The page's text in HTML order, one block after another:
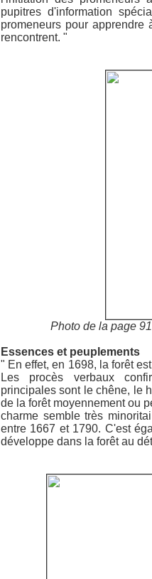
pupitres d'information
promeneurs pour
rencontrent. "
Photo de la page
Essences et peuplements
" En effet, en 1698, la forêt
Les procès verbaux
principales sont le chêne, le
de la forêt moyennement ou
charme semble très
entre 1667 et 1790. C'est
développe dans la forêt au